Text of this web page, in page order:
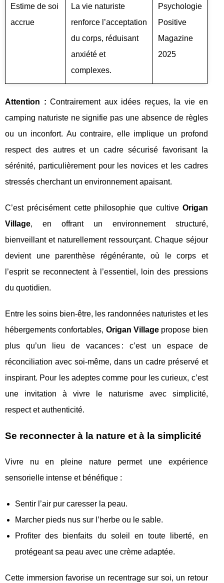
Estime de soi
accrue
La vie naturiste
renforce l’acceptation
du corps, réduisant
anxiété et
complexes.
Psychologie
Positive
Magazine
2025
Attention : Contrairement aux idées reçues, la vie en
camping naturiste ne signifie pas une absence de règles
ou un inconfort. Au contraire, elle implique un profond
respect des autres et un cadre sécurisé favorisant la
sérénité, particulièrement pour les novices et les cadres
stressés cherchant un environnement apaisant.
C’est précisément cette philosophie que cultive Origan
Village, en offrant un environnement structuré,
bienveillant et naturellement ressourçant. Chaque séjour
devient une parenthèse régénérante, où le corps et
l’esprit se reconnectent à l’essentiel, loin des pressions
du quotidien.
Entre les soins bien-être, les randonnées naturistes et les
hébergements confortables, Origan Villagepropose bien
plus qu’un lieu de vacances : c’est un espace de
réconciliation avec soi-même, dans un cadre préservé et
inspirant. Pour les adeptes comme pour les curieux, c’est
une invitation à vivre le naturisme avec simplicité,
respect et authenticité.
Se reconnecter à la nature et à la simplicité
Vivre nu en pleine nature permet une expérience
sensorielle intense et bénéfique :
Sentir l’air pur caresser la peau.
Marcher pieds nus sur l’herbe ou le sable.
Profiter des bienfaits du soleil en toute liberté, en
protégeant sa peau avec une crème adaptée.
Cette immersion favorise un recentrage sur soi, un retour